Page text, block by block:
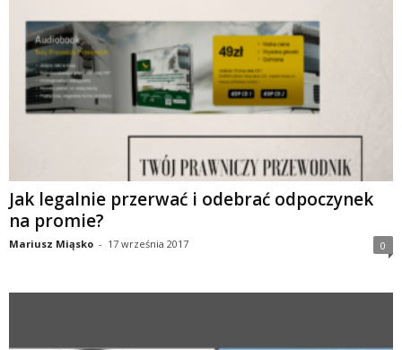
Jak legalnie przerwać i odebrać odpoczynek
na promie?
Mariusz Miąsko - 17 września 2017 0